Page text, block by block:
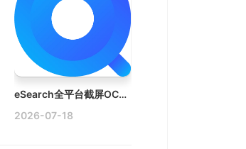
eSearch全平台截屏OCR搜索翻译以图搜图贴图录屏
2026-07-18